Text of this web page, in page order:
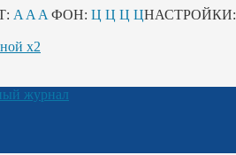
A A A ФОН: Ц Ц Ц ЦНАСТРОЙКИ:
х2
журнал